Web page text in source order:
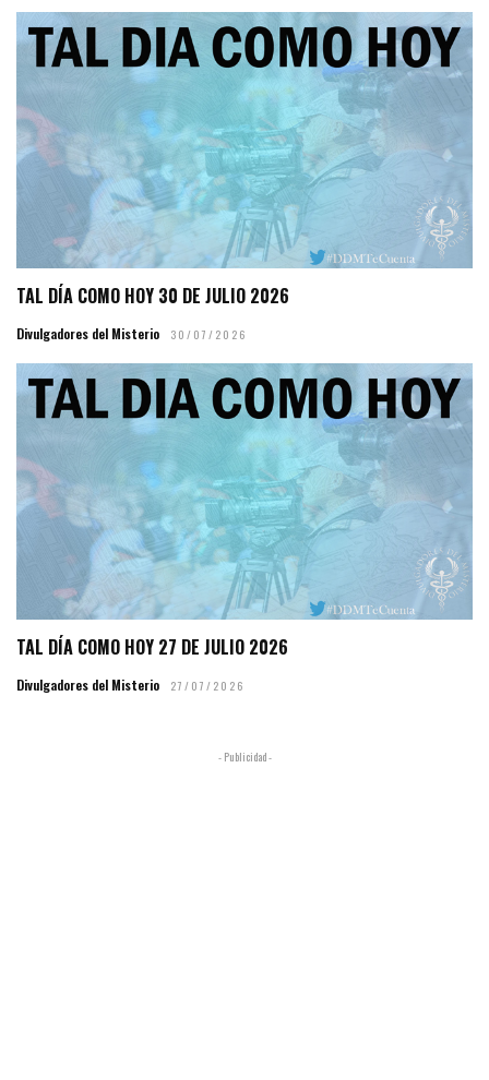
TAL DÍA COMO HOY 30 DE JULIO 2026
Divulgadores del Misterio 30/07/2026
TAL DÍA COMO HOY 27 DE JULIO 2026
Divulgadores del Misterio 27/07/2026
- Publicidad -